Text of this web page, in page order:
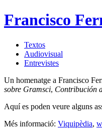
Francisco
Textos
Audiovisual
Entrevistes
Un homenatge a Francisco
sobre Gramsci, Contribución
Aquí es poden veure alguns
Més informació: Viquipèdia,